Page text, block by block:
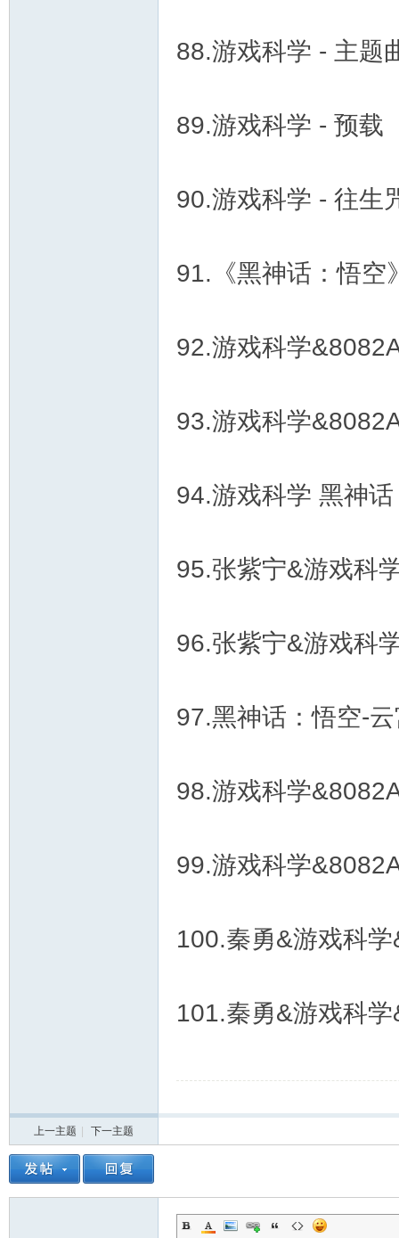
88.游戏科学 - 主题
89.游戏科学 - 预载
90.游戏科学 - 往生
91.《黑神话：悟空
92.游戏科学
93.游戏科学
94.游戏科学 黑神
95.张紫宁&游戏科
96.张紫宁&游戏科
97.黑神话：悟空-
98.游戏科学
99.游戏科学
100.秦勇&游戏科
101.秦勇&游戏科
上一主题 下一主题